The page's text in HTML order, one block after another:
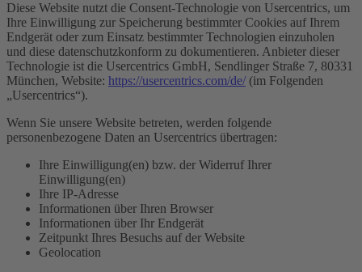
Diese Website nutzt die Consent-Technologie von Usercentrics, um
Ihre Einwilligung zur Speicherung bestimmter Cookies auf Ihrem
Endgerät oder zum Einsatz bestimmter Technologien einzuholen
und diese datenschutzkonform zu dokumentieren. Anbieter dieser
Technologie ist die Usercentrics GmbH, Sendlinger Straße 7, 80331
München, Website: https://usercentrics.com/de/ (im Folgenden
„Usercentrics“).
Wenn Sie unsere Website betreten, werden folgende
personenbezogene Daten an Usercentrics übertragen:
Ihre Einwilligung(en) bzw. der Widerruf Ihrer
Einwilligung(en)
Ihre IP-Adresse
Informationen über Ihren Browser
Informationen über Ihr Endgerät
Zeitpunkt Ihres Besuchs auf der Website
Geolocation